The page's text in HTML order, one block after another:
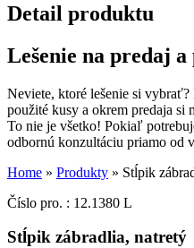
Detail produktu
Lešenie na predaj
Neviete, ktoré lešenie si vybrať?
použité kusy a okrem predaja si
To nie je všetko! Pokiaľ
odbornú konzultáciu priamo od
Home » Produkty » Stĺpik
Číslo pro. : 12.1380 L
Stĺpik zábradlia, natretý